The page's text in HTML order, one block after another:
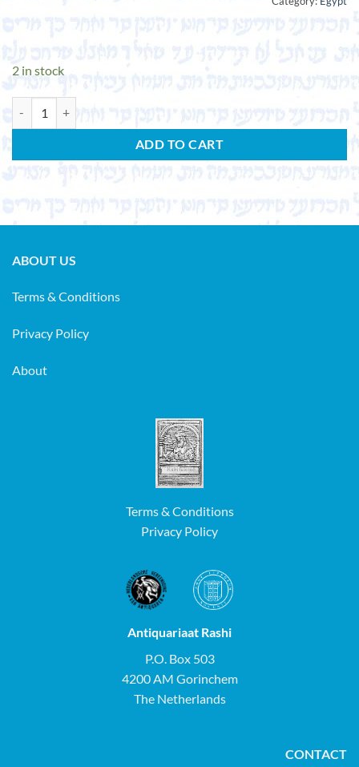
2 in stock
ADD TO CART
ABOUT US
Terms & Conditions
Privacy Policy
About
Terms & Conditions
Privacy Policy
Antiquariaat Rashi
P.O. Box 503
4200 AM Gorinchem
The Netherlands
CONTACT